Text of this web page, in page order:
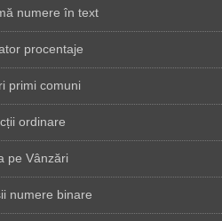
numere în text
procentaje
primi comuni
ordinare
pe Vânzări
numere binare